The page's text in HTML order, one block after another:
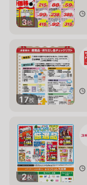
3枚
17枚
2枚